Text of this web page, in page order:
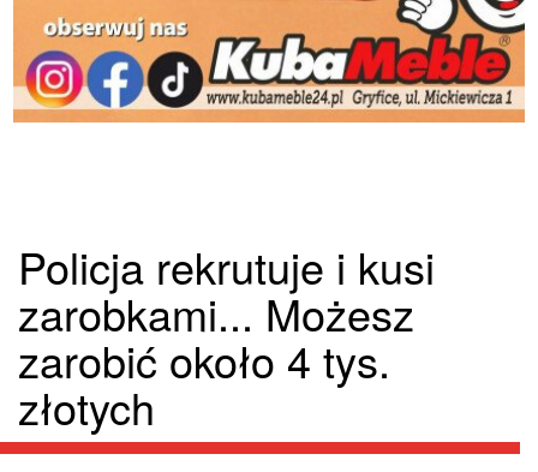
Policja rekrutuje i kusi
zarobkami... Możesz
zarobić około 4 tys.
złotych